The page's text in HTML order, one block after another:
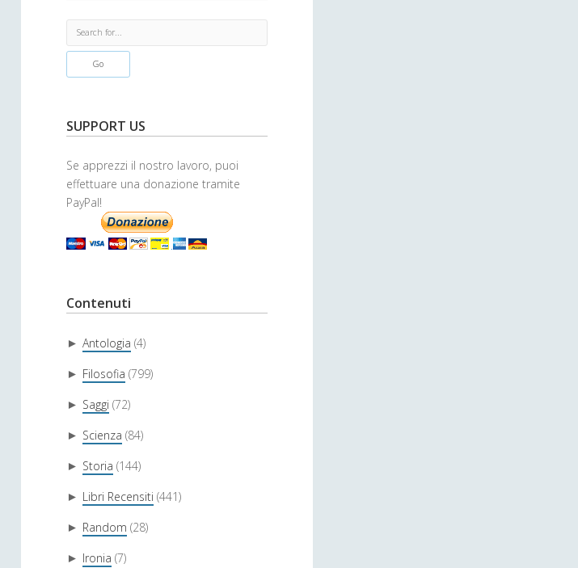
e
h
SUPPORT US
Se apprezzi il nostro lavoro, puoi
effettuare una donazione tramite
PayPal!
Contenuti
► Antologia (4)
► Filosofia (799)
► Saggi (72)
► Scienza (84)
► Storia (144)
► Libri Recensiti (441)
► Random (28)
► Ironia (7)